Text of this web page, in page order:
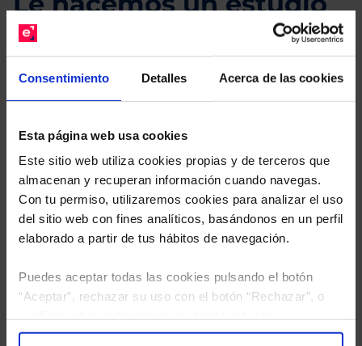
Consentimiento Detalles Acerca de las cookies
Esta página web usa cookies
Este sitio web utiliza cookies propias y de terceros que
almacenan y recuperan información cuando navegas.
Con tu permiso, utilizaremos cookies para analizar el uso
del sitio web con fines analíticos, basándonos en un perfil
elaborado a partir de tus hábitos de navegación.
Puedes aceptar todas las cookies pulsando el botón
“Aceptar”, rechazar su uso con el botón “Rechazar”, o
“Configuración”. Consulta nuestraPolítica
gratuito de su cartera.
Descárguese el archivo e indíquenos los ISINs de
Limpias con las que podrá ahorrar en sus costes.